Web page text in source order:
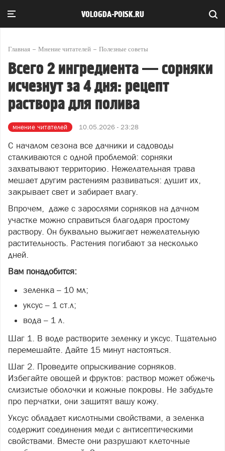
VOLOGDA-POISK.RU
Главная Мнение читателей Полезные советы
Всего 2 ингредиента — сорняки
исчезнут за 4 дня: рецепт
раствора для полива
мнение читателей 10.05.2026 - 23:28
С началом сезона все дачники и садоводы
сталкиваются с одной проблемой: сорняки
захватывают территорию. Нежелательная трава
мешает другим растениям развиваться: душит их,
закрывает свет и забирает влагу.
Впрочем, даже с зарослями сорняков на дачном
участке можно справиться благодаря простому
раствору. Он буквально выжигает нежелательную
растительность. Растения погибают за несколько
дней.
Вам понадобится:
зеленка – 10 мл;
уксус – 1 ст.л;
вода – 1 л.
Шаг 1. В воде растворите зеленку и уксус. Тщательно
перемешайте. Дайте 15 минут настояться.
Шаг 2. Проведите опрыскивание сорняков.
Избегайте овощей и фруктов: раствор может обжечь
слизистые оболочки и кожные покровы. Не забудьте
про перчатки, они защитят вашу кожу.
Уксус обладает кислотными свойствами, а зеленка
содержит соединения меди с антисептическими
свойствами. Вместе они разрушают клеточные